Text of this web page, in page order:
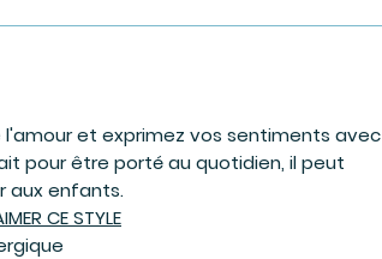
et exprimez vos sentiments avec
pour être porté au quotidien, il peut
aux enfants.
CE STYLE